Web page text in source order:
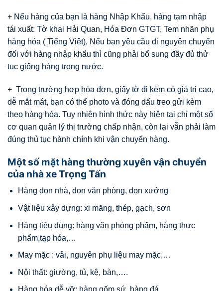
+ Nếu hàng của bạn là hàng Nhập Khẩu, hàng tạm nhập
tái xuất: Tờ khai Hải Quan, Hóa Đơn GTGT, Tem nhãn phụ
hàng hóa ( Tiếng Việt), Nếu bạn yêu cầu đi nguyên chuyến
đối với hàng nhập khẩu thì cũng phải bổ sung đầy đủ thử
tục giống hàng trong nước.
+ Trong trường hợp hóa đơn, giấy tờ đi kèm có giá trị cao,
dễ mắt mát, bạn có thể photo và đóng dấu treo gửi kèm
theo hàng hóa. Tuy nhiên hình thức này hiện tại chỉ một số
cơ quan quản lý thị trường chấp nhận, còn lại vẫn phải làm
đúng thủ tục hành chính khi vận chuyển hàng.
Một số mặt hàng thường xuyên vận chuyển
của nhà xe Trọng Tấn
Hàng dọn nhà, dọn văn phòng, dọn xưởng
Vật liệu xây dựng: xi măng, thép, gạch, sơn
Hàng tiêu dùng: hàng văn phòng phẩm, hàng thực
phẩm,tạp hóa,…
May mặc : vải, nguyên phụ liệu may mặc,…
Nội thất: giường, tủ, kệ, bàn,….